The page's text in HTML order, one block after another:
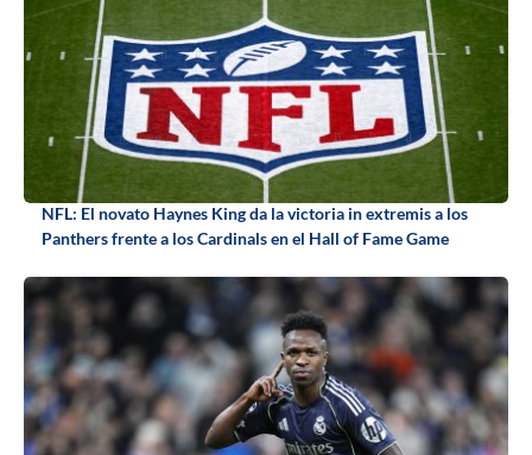
NFL: El novato Haynes King da la victoria in extremis a los
Panthers frente a los Cardinals en el Hall of Fame Game